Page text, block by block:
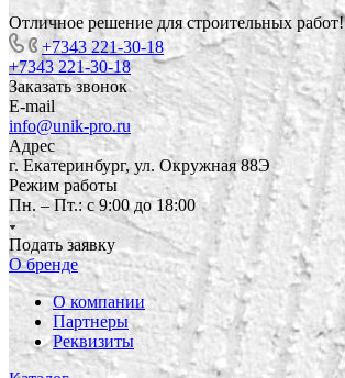
Отличное решение для строительных работ!
+7343 221-30-18
+7343 221-30-18
Заказать звонок
E-mail
info@unik-pro.ru
Адрес
г. Екатеринбург, ул. Окружная 88Э
Режим работы
Пн. – Пт.: с 9:00 до 18:00
Подать заявку
О бренде
О компании
Партнеры
Реквизиты